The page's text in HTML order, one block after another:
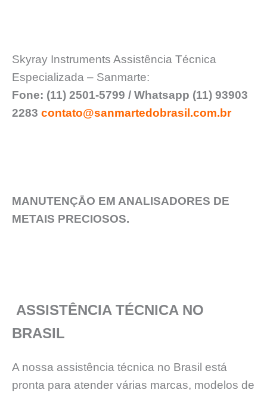
Skyray Instruments Assistência Técnica
Especializada – Sanmarte:
Fone: (11) 2501-5799 / Whatsapp (11) 93903
2283 contato@sanmartedobrasil.com.br
MANUTENÇĀO EM ANALISADORES DE
METAIS PRECIOSOS.
ASSISTÊNCIA TÉCNICA NO
BRASIL
A nossa assistência técnica no Brasil está
pronta para atender várias marcas, modelos de